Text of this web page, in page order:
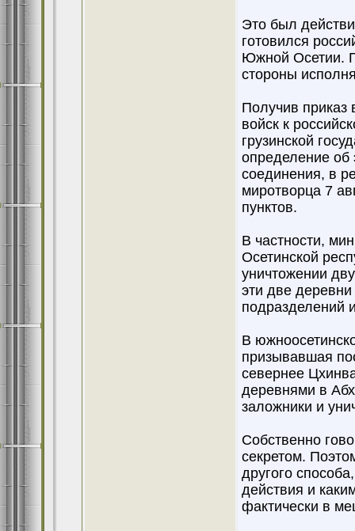
Это был
готовился
Южной Осетии.
стороны
Получив приказ
войск к
грузинской
определение об
соединения, в
миротворца 7
пунктов.
В частности,
Осетинской
уничтожении
эти две
подразделений
В
призывавшая
севернее
деревнями в
заложники и
Собственно
секретом.
другого
действия и
фактически в